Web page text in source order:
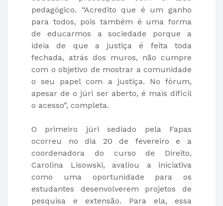
pedagógico. “Acredito que é um ganho
para todos, pois também é uma forma
de educarmos a sociedade porque a
ideia de que a justiça é feita toda
fechada, atrás dos muros, não cumpre
com o objetivo de mostrar a comunidade
o seu papel com a justiça. No fórum,
apesar de o júri ser aberto, é mais difícil
o acesso”, completa.
O primeiro júri sediado pela Fapas
ocorreu no dia 20 de fevereiro e a
coordenadora do curso de Direito,
Carolina Lisowski, avaliou a iniciativa
como uma oportunidade para os
estudantes desenvolverem projetos de
pesquisa e extensão. Para ela, essa